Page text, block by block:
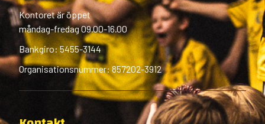
Kontoret är öppet
måndag-fredag 09.00-16.00
Bankgiro: 5455-3144
Organisationsnummer: 857202-3912